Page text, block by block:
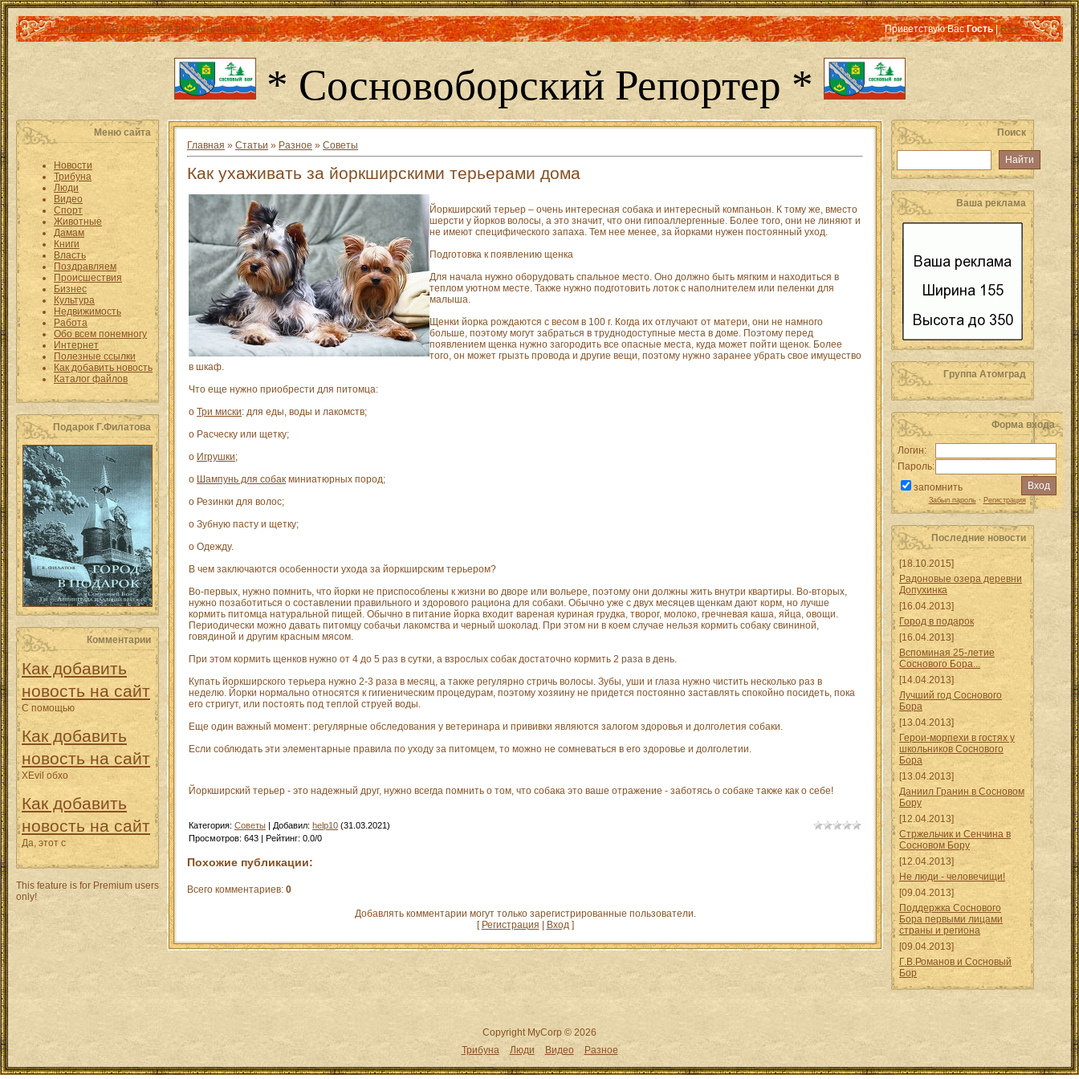
Главная|Каталог статей|Регистрация |Вход Приветствую Вас Гость|RSS
* Сосновоборский Репортер *
Меню сайта
Новости
Трибуна
Люди
Видео
Спорт
Животные
Дамам
Книги
Власть
Поздравляем
Происшествия
Бизнес
Культура
Недвижимость
Работа
Обо всем понемногу
Интернет
Полезные ссылки
Как добавить новость
Каталог файлов
Подарок Г.Филатова
Комментарии
Как добавить
новость на сайт
С помощью
Как добавить
новость на сайт
XEvil обхо
Как добавить
новость на сайт
Да, этот с
This feature is for Premium users
only!
Главная » Статьи » Разное » Советы
Как ухаживать за йоркширскими терьерами дома
Йоркширский терьер – очень интересная собака и интересный компаньон. К тому же, вместо
шерсти у йорков волосы, а это значит, что они гипоаллергенные. Более того, они не линяют и
не имеют специфического запаха. Тем нее менее, за йорками нужен постоянный уход.
Подготовка к появлению щенка
Для начала нужно оборудовать спальное место. Оно должно быть мягким и находиться в
теплом уютном месте. Также нужно подготовить лоток с наполнителем или пеленки для
малыша.
Щенки йорка рождаются с весом в 100 г. Когда их отлучают от матери, они не намного
больше, поэтому могут забраться в труднодоступные места в доме. Поэтому перед
появлением щенка нужно загородить все опасные места, куда может пойти щенок. Более
того, он может грызть провода и другие вещи, поэтому нужно заранее убрать свое имущество
в шкаф.
Что еще нужно приобрести для питомца:
o Три миски: для еды, воды и лакомств;
o Расческу или щетку;
o Игрушки;
o Шампунь для собак миниатюрных пород;
o Резинки для волос;
o Зубную пасту и щетку;
o Одежду.
В чем заключаются особенности ухода за йоркширским терьером?
Во-первых, нужно помнить, что йорки не приспособлены к жизни во дворе или вольере, поэтому они должны жить внутри квартиры. Во-вторых,
нужно позаботиться о составлении правильного и здорового рациона для собаки. Обычно уже с двух месяцев щенкам дают корм, но лучше
кормить питомца натуральной пищей. Обычно в питание йорка входит вареная куриная грудка, творог, молоко, гречневая каша, яйца, овощи.
Периодически можно давать питомцу собачьи лакомства и черный шоколад. При этом ни в коем случае нельзя кормить собаку свининой,
говядиной и другим красным мясом.
При этом кормить щенков нужно от 4 до 5 раз в сутки, а взрослых собак достаточно кормить 2 раза в день.
Купать йоркширского терьера нужно 2-3 раза в месяц, а также регулярно стричь волосы. Зубы, уши и глаза нужно чистить несколько раз в
неделю. Йорки нормально относятся к гигиеническим процедурам, поэтому хозяину не придется постоянно заставлять спокойно посидеть, пока
его стригут, или постоять под теплой струей воды.
Еще один важный момент: регулярные обследования у ветеринара и прививки являются залогом здоровья и долголетия собаки.
Если соблюдать эти элементарные правила по уходу за питомцем, то можно не сомневаться в его здоровье и долголетии.
Йоркширский терьер - это надежный друг, нужно всегда помнить о том, что собака это ваше отражение - заботясь о собаке также как о себе!
Категория: Советы | Добавил: help10 (31.03.2021)
Просмотров: 643 | Рейтинг: 0.0/0
Похожие публикации:
Всего комментариев: 0
Добавлять комментарии могут только зарегистрированные пользователи.
[ Регистрация Вход]
Поиск
Ваша реклама
Группа Атомград
Форма входа
Логин:
Пароль:
запомнить
Забыл пароль· Регистрация
Последние новости
[18.10.2015]
Радоновые озера деревни
Допухинка
[16.04.2013]
Город в подарок
[16.04.2013]
Вспоминая 25-летие
Соснового Бора...
[14.04.2013]
Лучший год Соснового
Бора
[13.04.2013]
Герои-морпехи в гостях у
школьников Соснового
Бора
[13.04.2013]
Даниил Гранин в Сосновом
Бору
[12.04.2013]
Стржельчик и Сенчина в
Сосновом Бору
[12.04.2013]
Не люди - человечищи!
[09.04.2013]
Поддержка Соснового
Бора первыми лицами
страны и региона
[09.04.2013]
Г.В.Романов и Сосновый
Бор
Copyright MyCorp © 2026
Трибуна
Люди Видео Разное